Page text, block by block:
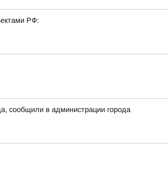
РФ:
сообщили в администрации города